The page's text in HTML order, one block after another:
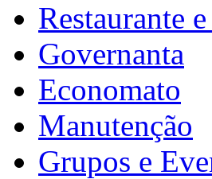
Restaurante
Governanta
Economato
Manutenção
Grupos e